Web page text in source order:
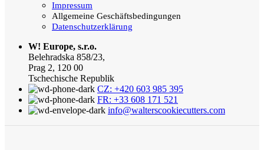
Impressum
Allgemeine Geschäftsbedingungen
Datenschutzerklärung
W! Europe, s.r.o.
Belehradska 858/23,
Prag 2, 120 00
Tschechische Republik
CZ: +420 603 985 395
FR: +33 608 171 521
info@walterscookiecutters.com